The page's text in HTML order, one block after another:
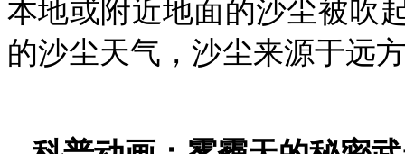
本地或附近地面的沙尘被吹
的沙尘天气，沙尘来源于远